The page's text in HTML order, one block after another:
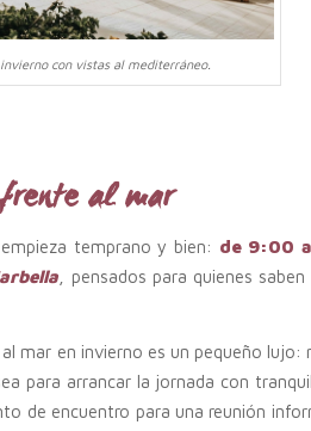
invierno con vistas al mediterráneo.
frente al mar
temprano y bien: de 9:00
, pensados para quienes
mar en invierno es un pequeño
para arrancar la jornada con
de encuentro para una reunión